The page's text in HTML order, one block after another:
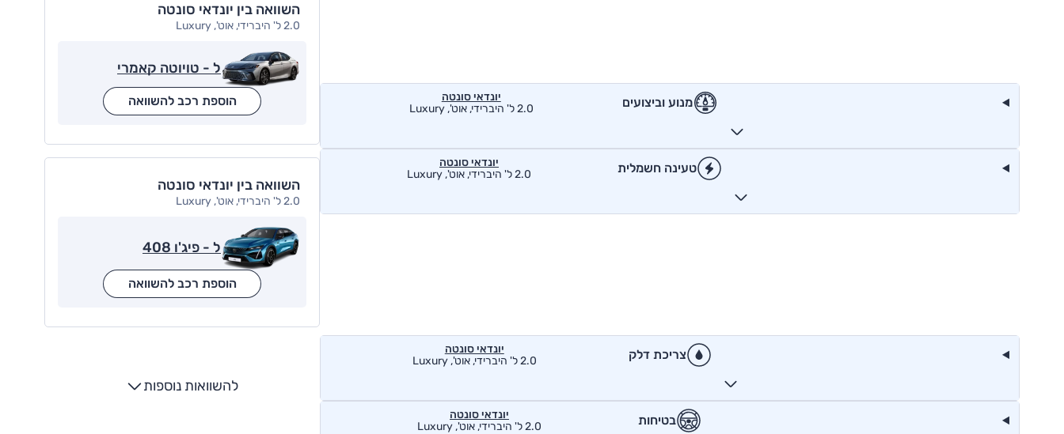
מנוע וביצועים
יונדאי סונטה
2.0 ל' היברידי, אוט', Luxury
טעינה חשמלית
יונדאי סונטה
2.0 ל' היברידי, אוט', Luxury
צריכת דלק
יונדאי סונטה
2.0 ל' היברידי, אוט', Luxury
בטיחות
יונדאי סונטה
2.0 ל' היברידי, אוט', Luxury
השוואה בין יונדאי סונטה
2.0 ל' היברידי, אוט', Luxury
ל - טויוטה קאמרי
הוספת רכב להשוואה
השוואה בין יונדאי סונטה
2.0 ל' היברידי, אוט', Luxury
ל - פיג'ו 408
הוספת רכב להשוואה
להשוואות נוספות